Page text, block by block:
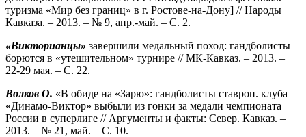
туризма «Мир без границ» в г. Ростове-на-Дону] // Народы
Кавказа. – 2013. – № 9, апр.-май. – С. 2.
«Викторианцы» завершили медальный поход: гандболисты
борются в «утешительном» турнире // МК-Кавказ. – 2013. –
22-29 мая. – С. 22.
Волков О. «В обиде на «Зарю»: гандболисты ставроп. клуба
«Динамо-Виктор» выбыли из гонки за медали чемпионата
России в суперлиге // Аргументы и факты: Север. Кавказ. –
2013. – № 21, май. – С. 10.